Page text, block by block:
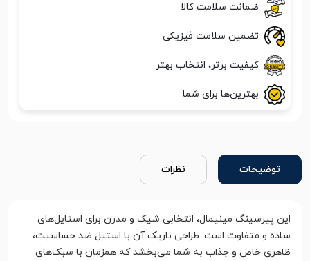
ضمانت سلامت کالا
تضمین سلامت فیزیکی
کیفیت برتر، انتخاب بهتر
بهترین‌ها برای شما
توضیحات نظرات
این پیرسینگ مینیمال، انتخابی شیک و مدرن برای استایل‌های
ساده و متفاوت است. طراحی باریک آن با استیل ضد حساسیت،
ظاهری خاص و جذاب به شما می‌بخشد که همزمان با سبک‌های